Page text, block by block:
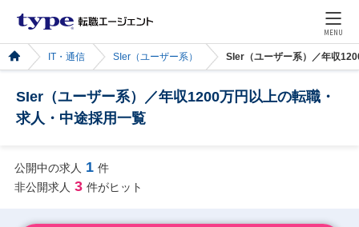
MENU
IT・通信 SIer（ユーザー系） SIer（ユーザー系）／年収
SIer（ユーザー系）／年収1200万円以上の転職・
求人・中途採用一覧
公開中の求人 1 件
非公開求人 3 件がヒット